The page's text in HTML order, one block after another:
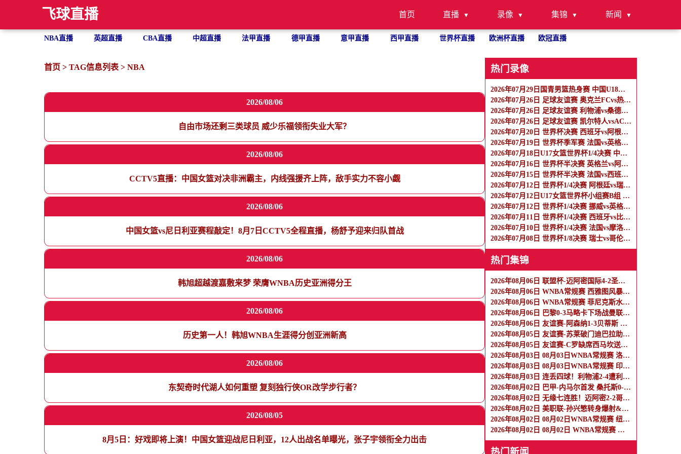
飞球直播 首页 直播 录像 集锦 新闻
NBA直播 英超直播 CBA直播 中超直播 法甲直播 德甲直播 意甲直播 西甲直播 世界杯直播 欧洲杯直播 欧冠直播
首页 > TAG信息列表 > NBA
2026/08/06
自由市场还剩三类球员 威少乐福领衔失业大军？
2026/08/06
CCTV5直播：中国女篮对决非洲霸主，内线强援齐上阵，敌手实力不容小觑
2026/08/06
中国女篮vs尼日利亚赛程敲定！8月7日CCTV5全程直播，杨舒予迎来归队首战
2026/08/06
韩旭超越渡嘉敷来梦 荣膺WNBA历史亚洲得分王
2026/08/06
历史第一人！韩旭WNBA生涯得分创亚洲新高
2026/08/06
东契奇时代湖人如何重塑 复刻独行侠OR改学步行者？
2026/08/05
8月5日：好戏即将上演！中国女篮迎战尼日利亚，12人出战名单曝光，张子宇领衔全力出击
热门录像
2026年07月29日国青男篮热身赛 中国U18男篮 - 纽纳华丁闪电队 全场录像
2026年07月26日 足球友谊赛 奥克兰FCvs热刺 全场录像
2026年07月26日 足球友谊赛 利物浦vs桑德兰 全场录像
2026年07月26日 足球友谊赛 凯尔特人vsAC米兰 全场录像
2026年07月20日 世界杯决赛 西班牙vs阿根廷 全场录像
2026年07月19日 世界杯季军赛 法国vs英格兰 全场录像
2026年07月18日U17女篮世界杯1/4决赛 中国U17女篮 - 加拿大U17女篮 录像
2026年07月16日 世界杯半决赛 英格兰vs阿根廷 全场录像
2026年07月15日 世界杯半决赛 法国vs西班牙 全场录像
2026年07月12日 世界杯1/4决赛 阿根廷vs瑞士 全场录像
2026年07月12日U17女篮世界杯小组赛B组 墨西哥U17女篮 - 中国U17女篮 全场录像
2026年07月12日 世界杯1/4决赛 挪威vs英格兰 全场录像
2026年07月11日 世界杯1/4决赛 西班牙vs比利时 全场录像
2026年07月10日 世界杯1/4决赛 法国vs摩洛哥 全场录像
2026年07月08日 世界杯1/8决赛 瑞士vs哥伦比亚 全场录像
热门集锦
2026年08月06日 联盟杯-迈阿密国际4-2圣路易斯 梅西2射1传 阿伦助攻戴帽
2026年08月06日 WNBA常规赛 西雅图风暴 86 - 92 纽约自由人 全场集锦
2026年08月06日 WNBA常规赛 菲尼克斯水星 82 - 96 亚特兰大梦想 全场集锦
2026年08月06日 巴黎0-3马略卡下场战曼联 巴黎全场控球近6成+8射3正未果
2026年08月06日 友谊赛-阿森纳1-3贝蒂斯 因卡皮耶破门难救主 福纳尔斯1射2传
2026年08月05日 友谊赛-苏莱破门迪巴拉助攻 罗马4-1纽波特郡
2026年08月05日 友谊赛-C罗缺席西马坎送点 胜利0-2不敌阿尔梅里亚
2026年08月03日 08月03日WNBA常规赛 洛杉矶火花106-101波特兰火焰 全场集锦
2026年08月03日 08月03日WNBA常规赛 印第安纳狂热100-108明尼苏达山猫 全场集锦
2026年08月03日 连丢四球！利物浦2-4遭利兹联逆转 维尔茨钱伯斯破门凯尔凯兹失误
2026年08月02日 巴甲-内马尔首发 桑托斯0-0瑞模贝雷
2026年08月02日 无缘七连胜！迈阿密2-2哥伦布 苏牙传射卡塞米罗乌龙梅西替补登场
2026年08月02日 美职联-孙兴慜转身爆射&穆勒点射破门 温哥华白浪1-1洛杉矶
2026年08月02日 08月02日WNBA常规赛 纽约自由人94-92菲尼克斯水星 全场集锦
2026年08月02日 08月02日 WNBA常规赛 拉斯维加斯王牌83-84芝加哥天空 全场集锦
热门新闻